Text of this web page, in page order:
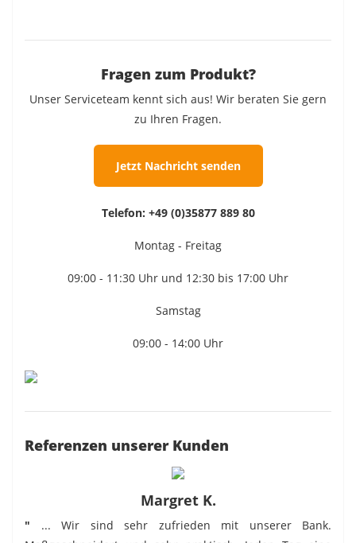
Fragen zum Produkt?
Unser Serviceteam kennt sich aus! Wir beraten Sie gern
zu Ihren Fragen.
Jetzt Nachricht senden
Telefon: +49 (0)35877 889 80
Montag - Freitag
09:00 - 11:30 Uhr und 12:30 bis 17:00 Uhr
Samstag
09:00 - 14:00 Uhr
Referenzen unserer Kunden
Margret K.
" ... Wir sind sehr zufrieden mit unserer Bank.